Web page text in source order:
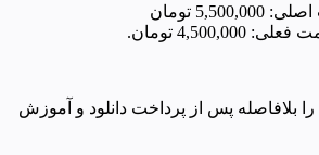
قیمت اصلی: 5,500,000 تومان
4,500,000 تومان.
بلافاصله پس از پرداخت دانلود و آموزش